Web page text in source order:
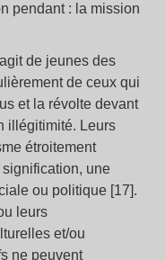
pendant : la mission
de jeunes des
de ceux qui
et la révolte devant
illégitimité. Leurs
étroitement
une
ou politique [17].
leurs
et/ou
ne peuvent